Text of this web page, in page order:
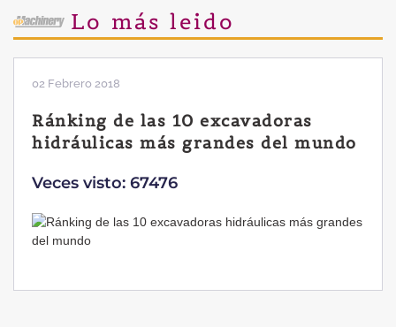
Lo más leido
02 Febrero 2018
Ránking de las 10 excavadoras
hidráulicas más grandes del mundo
Veces visto: 67476